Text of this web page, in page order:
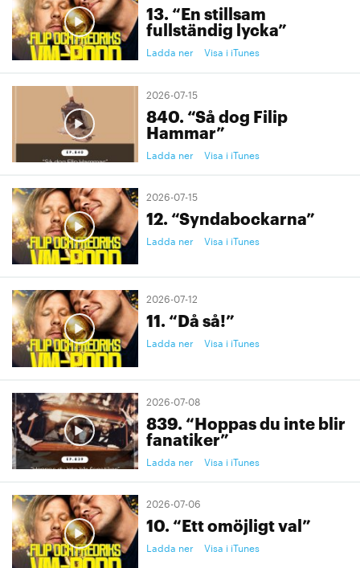
13. “En stillsam
fullständig lycka”
Ladda ner Visa i iTunes
2026-07-15
840. “Så dog Filip
Hammar”
Ladda ner Visa i iTunes
2026-07-15
12. “Syndabockarna”
Ladda ner Visa i iTunes
2026-07-12
11. “Då så!”
Ladda ner Visa i iTunes
2026-07-08
839. “Hoppas du inte blir
fanatiker”
Ladda ner Visa i iTunes
2026-07-06
10. “Ett omöjligt val”
Ladda ner Visa i iTunes